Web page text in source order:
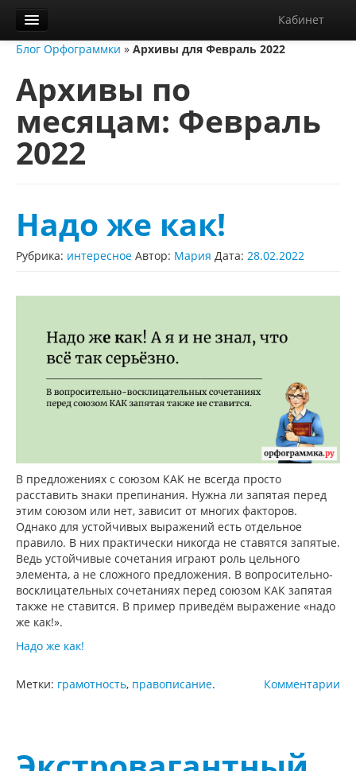
Кабинет
Орфограммка
Библиотека
Блог
О нас
Диктанты
Блог Орфограммки » Архивы для Февраль 2022
Архивы по
месяцам: Февраль
2022
Надо же как!
Рубрика: интересное Автор: Мария Дата: 28.02.2022
В предложениях с союзом КАК не всегда просто
расставить знаки препинания. Нужна ли запятая перед
этим союзом или нет, зависит от многих факторов.
Однако для устойчивых выражений есть отдельное
правило. В них практически никогда не ставятся запятые.
Ведь устойчивые сочетания играют роль цельного
элемента, а не сложного предложения. В вопросительно-
восклицательных сочетаниях перед союзом КАК запятая
также не ставится. В пример приведём выражение «надо
же как!».
Надо же как!
Комментарии
Метки: грамотность, правописание.